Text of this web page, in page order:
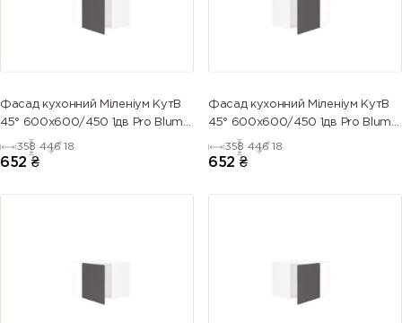
Фасад кухонний Міленіум КутВ
45° 600х600/450 1дв Pro Blum
Лівийи (глянець)
358 446 18
652 ₴
Фасад кухонний Міленіум КутВ
45° 600х600/450 1дв Pro Blum
ПРАВИЙ (глянець)
358 446 18
652 ₴